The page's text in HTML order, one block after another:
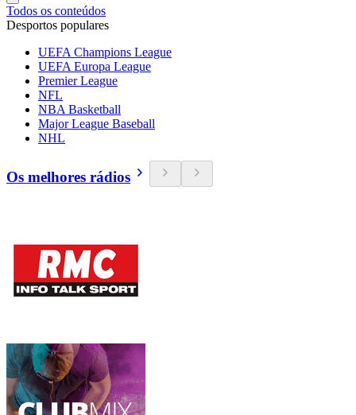
Todos os conteúdos
Desportos populares
UEFA Champions League
UEFA Europa League
Premier League
NFL
NBA Basketball
Major League Baseball
NHL
Os melhores rádios